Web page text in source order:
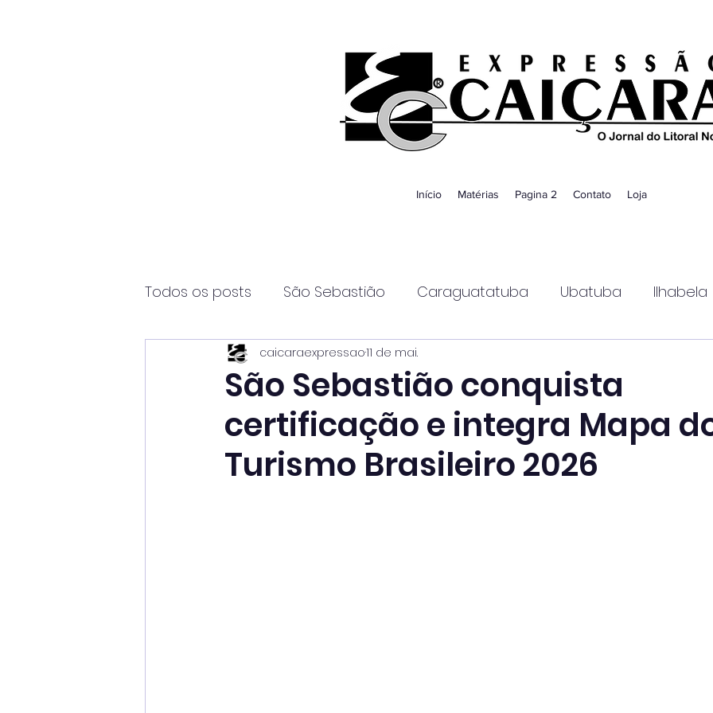
Início Matérias Pagina 2 Contato Loja
Todos os posts São Sebastião Caraguatatuba Ubatuba Ilhabela
Página2 Itanhaém Guaratinguetá
São Sebastião conquista
certificação e integra Mapa
Turismo Brasileiro 2026
caicaraexpressao11 de mai.